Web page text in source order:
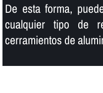
De esta forma,
cualquier tipo de
cerramientos de